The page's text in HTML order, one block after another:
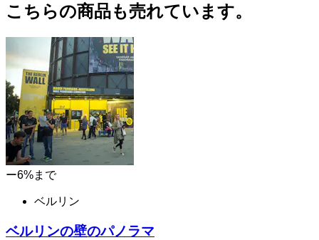
こちらの商品も売れています。
ー6%まで
ベルリン
ベルリンの壁のパノラマ